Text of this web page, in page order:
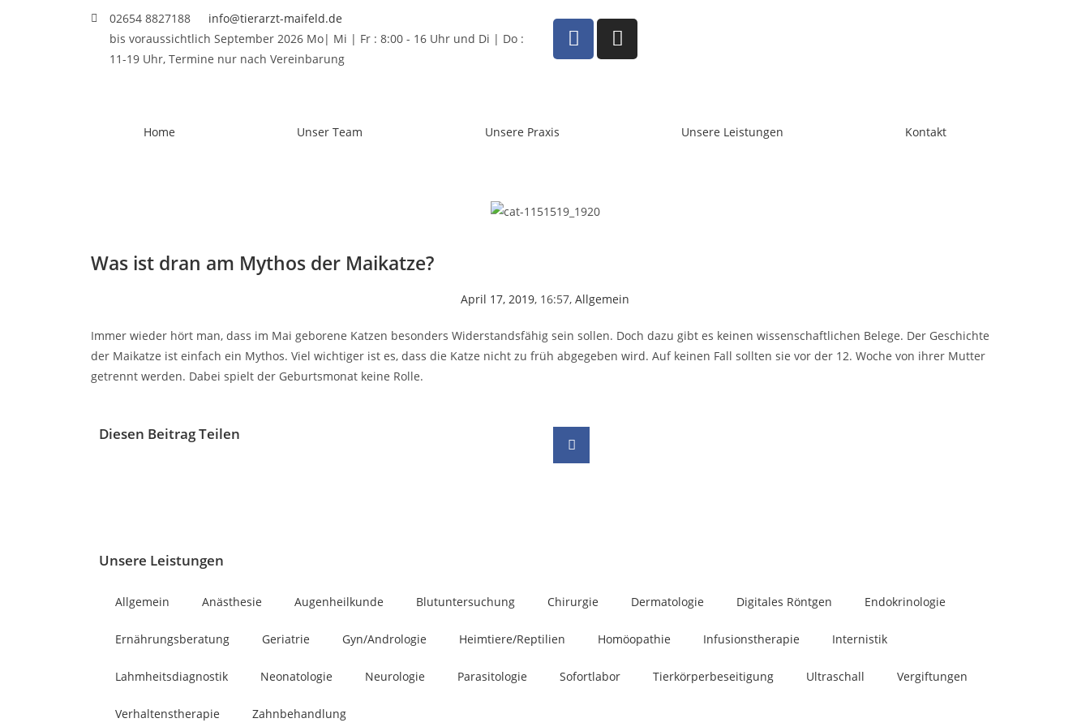
02654 8827188
info@tierarzt-maifeld.de
bis voraussichtlich September 2026 Mo| Mi | Fr : 8:00 - 16 Uhr und Di | Do :
11-19 Uhr, Termine nur nach Vereinbarung
Home Unser Team Unsere Praxis Unsere Leistungen Kontakt
Was ist dran am Mythos der Maikatze?
April 17, 2019, 16:57, Allgemein
Immer wieder hört man, dass im Mai geborene Katzen besonders Widerstandsfähig sein sollen. Doch dazu gibt es keinen wissenschaftlichen Belege. Der Geschichte
der Maikatze ist einfach ein Mythos. Viel wichtiger ist es, dass die Katze nicht zu früh abgegeben wird. Auf keinen Fall sollten sie vor der 12. Woche von ihrer Mutter
getrennt werden. Dabei spielt der Geburtsmonat keine Rolle.
Diesen Beitrag Teilen
Unsere Leistungen
Allgemein Anästhesie Augenheilkunde Blutuntersuchung Chirurgie Dermatologie Digitales Röntgen Endokrinologie
Ernährungsberatung Geriatrie Gyn/Andrologie Heimtiere/Reptilien Homöopathie Infusionstherapie Internistik
Lahmheitsdiagnostik Neonatologie Neurologie Parasitologie Sofortlabor Tierkörperbeseitigung Ultraschall Vergiftungen
Verhaltenstherapie Zahnbehandlung